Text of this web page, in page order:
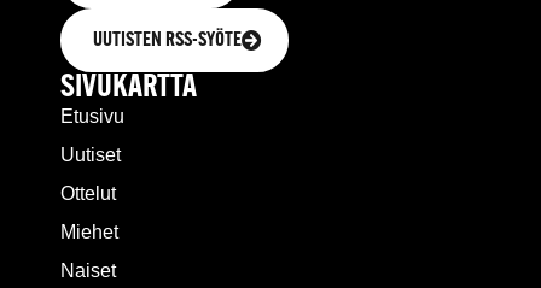
UUTISTEN RSS-SYÖTE
SIVUKARTTA
Etusivu
Uutiset
Ottelut
Miehet
Naiset